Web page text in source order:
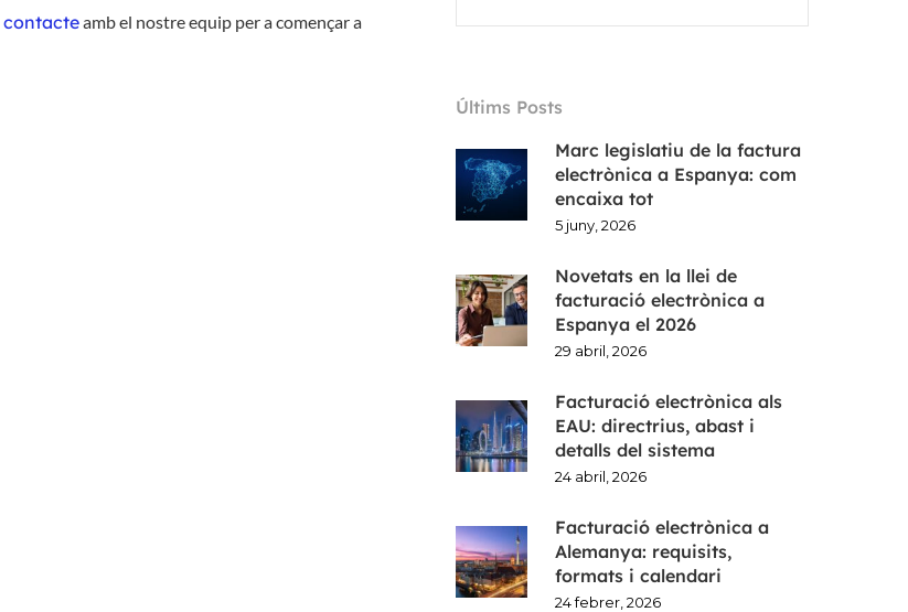
contacteamb el nostre equip per a començar a
Últims Posts
Marc legislatiu de la factura
electrònica a Espanya: com
encaixa tot
5 juny, 2026
Novetats en la llei de
facturació electrònica a
Espanya el 2026
29 abril, 2026
Facturació electrònica als
EAU: directrius, abast i
detalls del sistema
24 abril, 2026
Facturació electrònica a
Alemanya: requisits,
formats i calendari
24 febrer, 2026